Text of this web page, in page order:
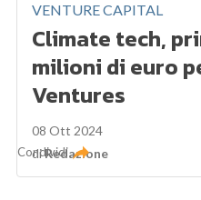
VENTURE CAPITAL
Climate tech,
milioni di euro
Ventures
08 Ott 2024
diRedazione
Condividi